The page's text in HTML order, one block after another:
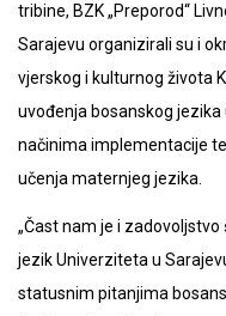
tribine, BZK „Preporod“
Sarajevu organizirali su i
vjerskog i kulturnog života
uvođenja bosanskog
načinima implementacije
učenja maternjeg jezika.
„Čast nam je i
jezik Univerziteta u
statusnim pitanjima